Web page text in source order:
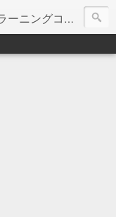
コンテンツ制作会社エレファンキューブのブログ。
しています。